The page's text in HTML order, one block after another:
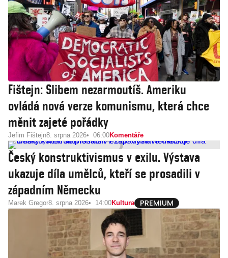
Fištejn: Slibem nezarmoutíš. Ameriku
ovládá nová verze komunismu, která chce
měnit zajeté pořádky
Jefim Fištejn8. srpna 2026 06:00Komentáře
Český konstruktivismus v exilu. Výstava
ukazuje díla umělců, kteří se prosadili v
západním Německu
Marek Gregor8. srpna 2026 14:00Kultura